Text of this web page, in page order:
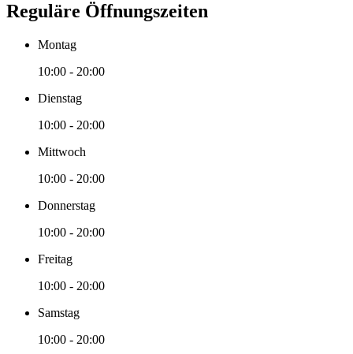
Reguläre Öffnungszeiten
Montag
10:00 - 20:00
Dienstag
10:00 - 20:00
Mittwoch
10:00 - 20:00
Donnerstag
10:00 - 20:00
Freitag
10:00 - 20:00
Samstag
10:00 - 20:00